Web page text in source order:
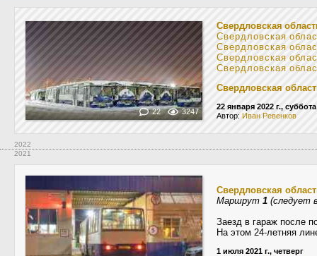
22 3247
Свердловская
Свердловская
Свердловская
Свердловская
Свердловская
Свердловская
22 января 2022 г., суббота
Автор: Иван Ревенков
2022
2021
Свердловская
Маршрут 1 (cледует
Заезд в гараж после
На этом 24-летняя
1 июля 2021 г., четверг